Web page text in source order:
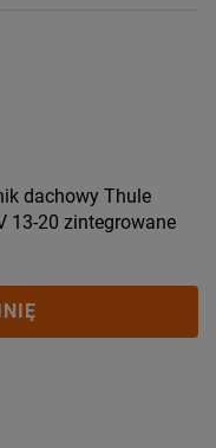
dachowy Thule
13-20 zintegrowane